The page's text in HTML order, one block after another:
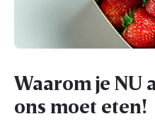
Waarom je NU
ons moet eten!